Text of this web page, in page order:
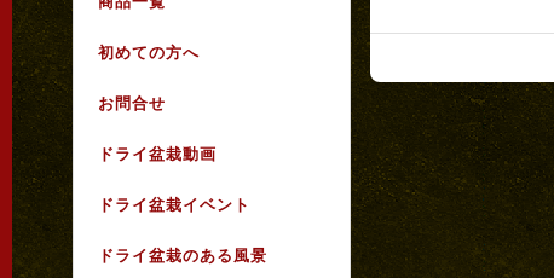
初めての方へ
お問合せ
ドライ盆栽動画
ドライ盆栽イベント
ドライ盆栽のある風景